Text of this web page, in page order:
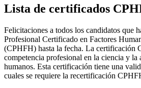
Lista de certificados
Felicitaciones a todos los candidatos que
Profesional Certificado en Factores
(CPHFH) hasta la fecha. La certificación
competencia profesional en la ciencia y la
humanos. Esta certificación tiene una
cuales se requiere la recertificación